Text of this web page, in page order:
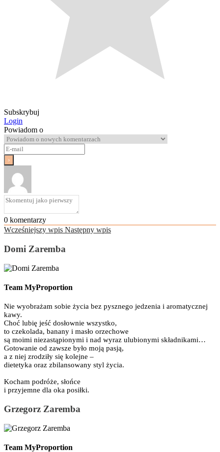
Subskrybuj
Login
Powiadom o
0 komentarzy
Wcześniejszy wpis Następny wpis
Domi Zaremba
Team MyProportion
Nie wyobrażam sobie życia bez pysznego jedzenia i aromatycznej
kawy.
Choć lubię jeść dosłownie wszystko,
to czekolada, banany i masło orzechowe
są moimi niezastąpionymi i nad wyraz ulubionymi składnikami…
Gotowanie od zawsze było moją pasją,
a z niej zrodziły się kolejne –
dietetyka oraz zbilansowany styl życia.
Kocham podróże, słońce
i przyjemne dla oka posiłki.
Grzegorz Zaremba
Team MyProportion